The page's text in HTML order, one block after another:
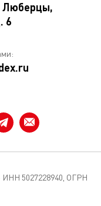
Люберцы,
6
ИНН 5027228940, ОГРН